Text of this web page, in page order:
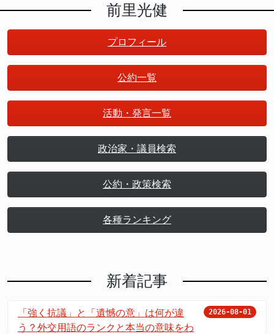
前里光健
プロフィール
公約一覧
活動・発言一覧
政治家・議員検索
公約・政策検索
各種ランキング
新着記事
「強く抗議」と「遺憾の意」は何が違
う？外交用語のランクと本当の意味をわ
2026-08-01